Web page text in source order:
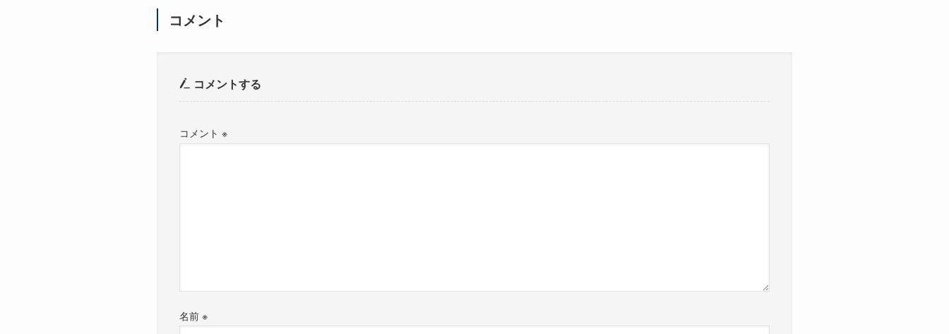
コメント
コメントする
コメント ※
名前※